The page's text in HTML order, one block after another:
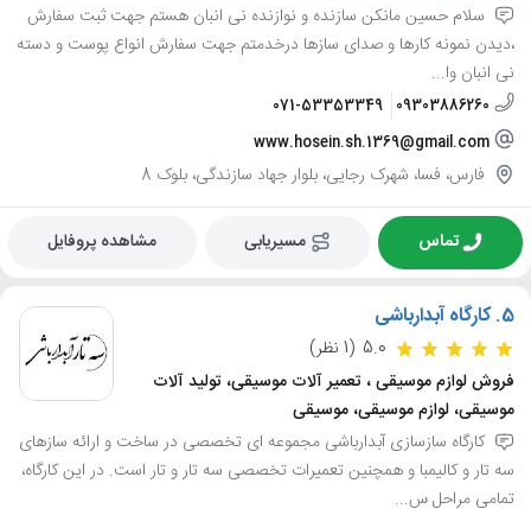
سلام حسین مانکن سازنده و نوازنده نی انبان هستم جهت ثبت سفارش
،دیدن نمونه کارها و صدای سازها درخدمتم جهت سفارش انواع پوست و دسته
نی انبان وا...
09303886260
071-53353349
www.hosein.sh.1369@gmail.com
فارس، فسا، شهرک رجایی، بلوار جهاد سازندگی، بلوک 8
تماس مسیریابی مشاهده پروفایل
5. کارگاه آبدارباشی
5.0 (1 نظر)
فروش لوازم موسیقی ، تعمیر آلات موسیقی، تولید آلات
موسیقی، لوازم موسیقی، موسیقی
کارگاه سازسازی آبدارباشی مجموعه ای تخصصی در ساخت و ارائه سازهای
سه تار و کالیمبا و همچنین تعمیرات تخصصی سه تار و تار است. در این کارگاه،
تمامی مراحل س...